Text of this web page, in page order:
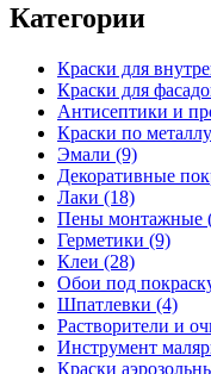
Категории
Краски для
Краски для
Антисептики и
Краски по
Эмали (9)
Декоративные
Лаки (18)
Пены монтажные
Герметики (9)
Клеи (28)
Обои под
Шпатлевки (4)
Растворители и
Инструмент
Краски